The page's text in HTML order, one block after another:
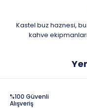
Kastel buz haznesi,
kahve ekipmanları
%100 Güvenli
Alışveriş